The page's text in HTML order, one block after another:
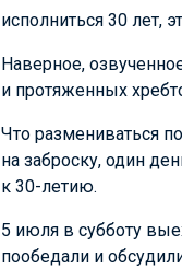
исполниться 30 лет,
Наверное,
и протяженных
Что размениваться
на заброску, один
к 30-летию.
5 июля в субботу
пообедали и